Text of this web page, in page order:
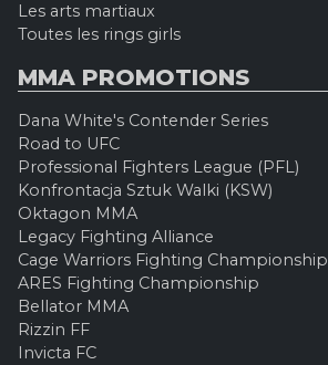
Les arts martiaux
Toutes les rings girls
MMA PROMOTIONS
Dana White's Contender Series
Road to UFC
Professional Fighters League (PFL)
Konfrontacja Sztuk Walki (KSW)
Oktagon MMA
Legacy Fighting Alliance
Cage Warriors Fighting Championship
ARES Fighting Championship
Bellator MMA
Rizzin FF
Invicta FC